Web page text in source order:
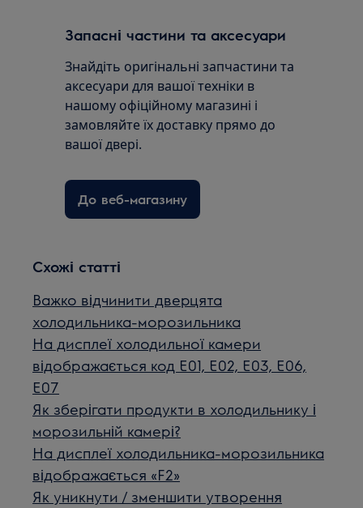
Запасні частини та аксесуари
Знайдіть оригінальні запчастини та
аксесуари для вашої техніки в
нашому офіційному магазині і
замовляйте їх доставку прямо до
вашої двері.
До веб-магазину
Схожі статті
Важко відчинити дверцята
холодильника-морозильника
На дисплеї холодильної камери
відображається код E01, E02, E03, E06,
E07
Як зберігати продукти в холодильнику і
морозильній камері?
На дисплеї холодильника-морозильника
відображається «F2»
Як уникнути / зменшити утворення